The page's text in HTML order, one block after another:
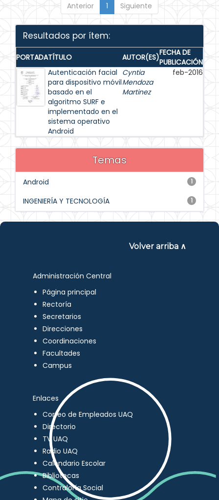
Anterior 1 Siguiente
Resultados por ítem:
PORTADATÍTULO AUTOR(ES)FECHA DE
PUBLICACIÓN
Autenticación facial
para dispositivo móvil
basado en el
algoritmo SURF e
implementado en el
sistema operativo
Android
Cyntia
Mendoza
Martinez
feb-2016
Temas
1
Android
1
INGENIERÍA Y TECNOLOGÍA
Volver arriba ∧
Administración Central
Página principal
Rectoría
Secretarios
Direcciones
Coordinaciones
Facultades
Campus
Enlaces
Correo de Empleados UAQ
Directorio
TV UAQ
Radio UAQ
Calendario Escolar
Bibliotecas
Contraloría Social